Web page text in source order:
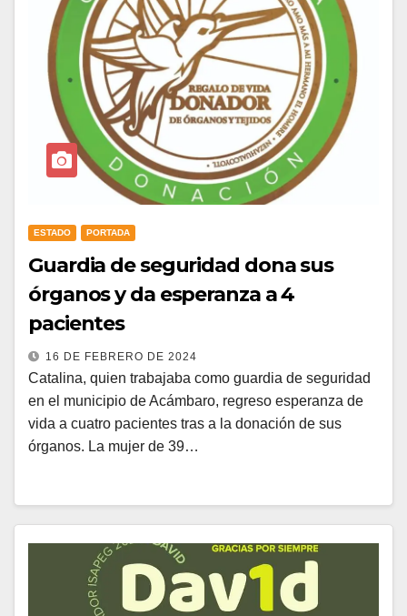
ESTADO PORTADA
Guardia de seguridad dona sus
órganos y da esperanza a 4
pacientes
16 DE FEBRERO DE 2024
Catalina, quien trabajaba como guardia de seguridad
en el municipio de Acámbaro, regreso esperanza de
vida a cuatro pacientes tras a la donación de sus
órganos. La mujer de 39…